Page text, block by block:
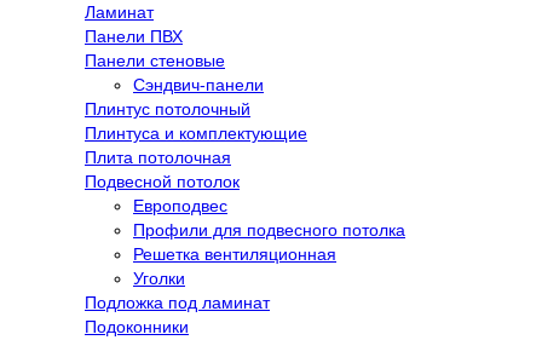
Ламинат
Панели ПВХ
Панели стеновые
Сэндвич-панели
Плинтус потолочный
Плинтуса и комплектующие
Плита потолочная
Подвесной потолок
Европодвес
Профили для подвесного потолка
Решетка вентиляционная
Уголки
Подложка под ламинат
Подоконники